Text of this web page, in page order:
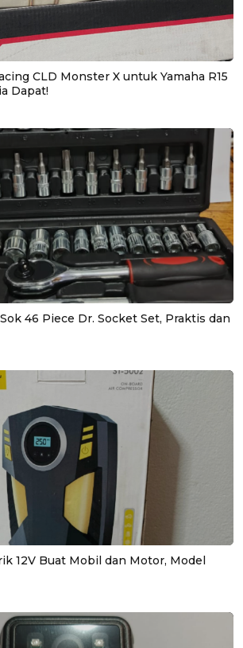
CLD Monster X untuk Yamaha R15
Dapat!
46 Piece Dr. Socket Set, Praktis dan
12V Buat Mobil dan Motor, Model